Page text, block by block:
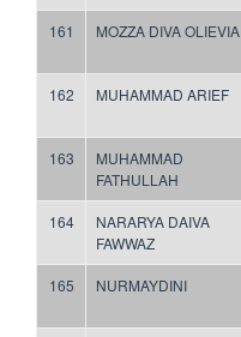
161 MOZZA DIVA OLIEVIA
162 MUHAMMAD ARIEF
163
MUHAMMAD
FATHULLAH
164
NARARYA DAIVA
FAWWAZ
165 NURMAYDINI